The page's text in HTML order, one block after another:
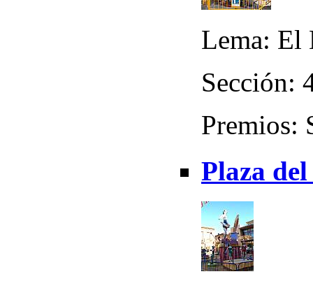
Lema: El
Sección:
Premios:
Plaza